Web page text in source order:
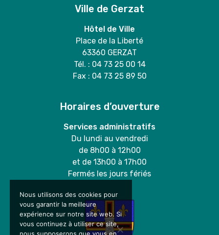
Ville de Gerzat
Hôtel de Ville
Place de la Liberté
63360 GERZAT
Tél. : 04 73 25 00 14
Fax : 04 73 25 89 50
Horaires d’ouverture
Services administratifs
Du lundi au vendredi
de 8h00 à 12h00
et de 13h00 à 17h00
Fermés les jours fériés
Nous utilisons des cookies pour
vous garantir la meilleure
expérience sur notre site web. Si
vous continuez à utiliser ce site,